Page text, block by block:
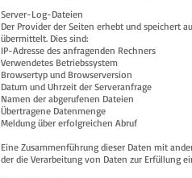
Server-Log-Dateien
Der Provider der Seiten erhebt und
übermittelt. Dies sind:
IP-Adresse des anfragenden Rechners
Verwendetes Betriebssystem
Browsertyp und Browserversion
Datum und Uhrzeit der Serveranfrage
Namen der abgerufenen Dateien
Übertragene Datenmenge
Meldung über erfolgreichen Abruf
Eine Zusammenführung dieser Daten mit
der die Verarbeitung von Daten zur Erfüllung